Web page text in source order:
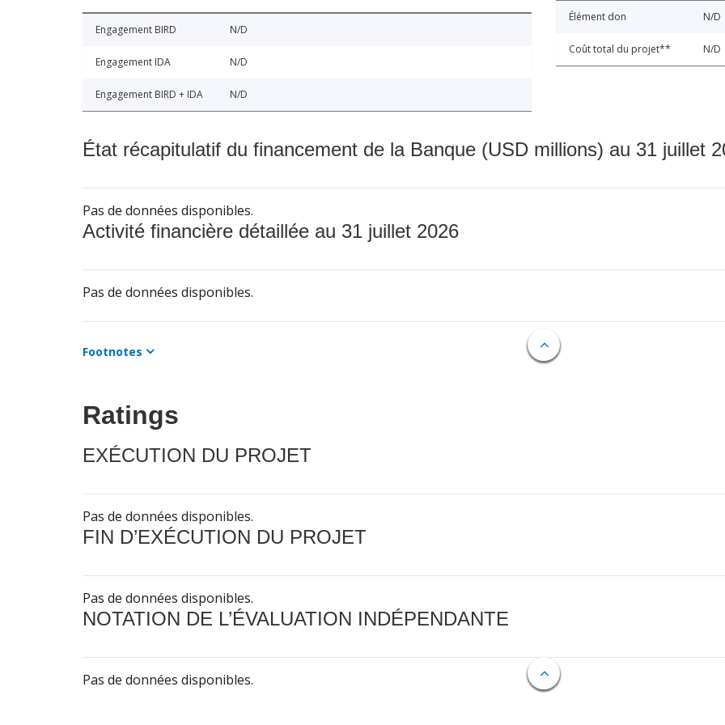
Engagement BIRD N/D
Engagement IDA N/D
Engagement BIRD + IDA N/D
Élément don N/D
Coût total du projet** N/D
État récapitulatif du financement de la Banque (USD millions) au 31 juillet
Pas de données disponibles.
Activité financière détaillée au 31 juillet 2026
Pas de données disponibles.
Footnotes
Ratings
EXÉCUTION DU PROJET
Pas de données disponibles.
FIN D’EXÉCUTION DU PROJET
Pas de données disponibles.
NOTATION DE L’ÉVALUATION INDÉPENDANTE
Pas de données disponibles.